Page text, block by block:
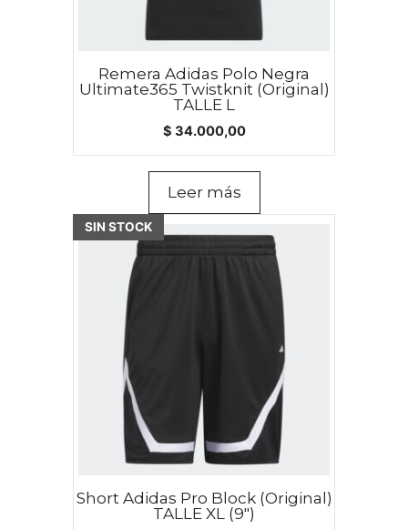
Remera Adidas Polo Negra
Ultimate365 Twistknit (Original)
TALLE L
$ 34.000,00
Leer más
SIN STOCK
Short Adidas Pro Block (Original)
TALLE XL (9″)